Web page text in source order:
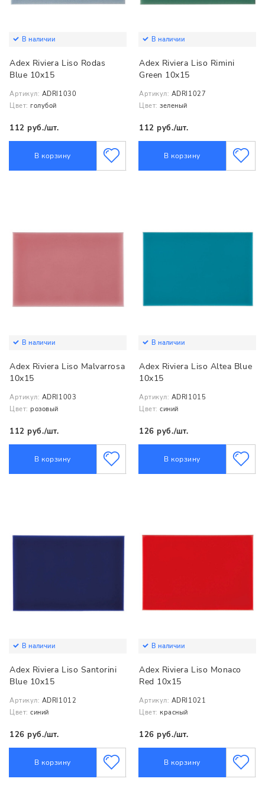
В наличии
Adex Riviera Liso Rodas
Blue 10x15
Артикул: ADRI1030
Цвет: голубой
112 руб./шт.
В корзину
В наличии
Adex Riviera Liso Rimini
Green 10x15
Артикул: ADRI1027
Цвет: зеленый
112 руб./шт.
В корзину
В наличии
Adex Riviera Liso Malvarrosa
10x15
Артикул: ADRI1003
Цвет: розовый
112 руб./шт.
В корзину
В наличии
Adex Riviera Liso Altea Blue
10x15
Артикул: ADRI1015
Цвет: синий
126 руб./шт.
В корзину
В наличии
Adex Riviera Liso Santorini
Blue 10x15
Артикул: ADRI1012
Цвет: синий
126 руб./шт.
В корзину
В наличии
Adex Riviera Liso Monaco
Red 10x15
Артикул: ADRI1021
Цвет: красный
126 руб./шт.
В корзину